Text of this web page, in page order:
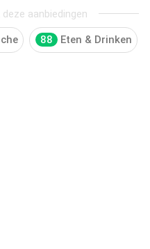
aanbiedingen
88 Eten & Drinken